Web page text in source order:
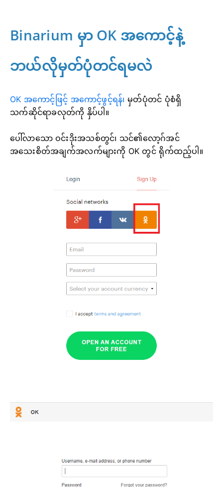
Binarium မှာ OK အကောင့်နဲ့
ဘယ်လိုမှတ်ပုံတင်ရမလဲ
OK အကောင့်ဖြင့် အကောင့်ဖွင့်ရန်၊ မှတ်ပုံတင် ပုံစံရှိ
သက်ဆိုင်ရာခလုတ်ကို နှိပ်ပါ။
ပေါ်လာသော ဝင်းဒိုးအသစ်တွင်၊ သင်၏လော့ဂ်အင်
အသေးစိတ်အချက်အလက်များကို OK တွင် ရိုက်ထည့်ပါ။